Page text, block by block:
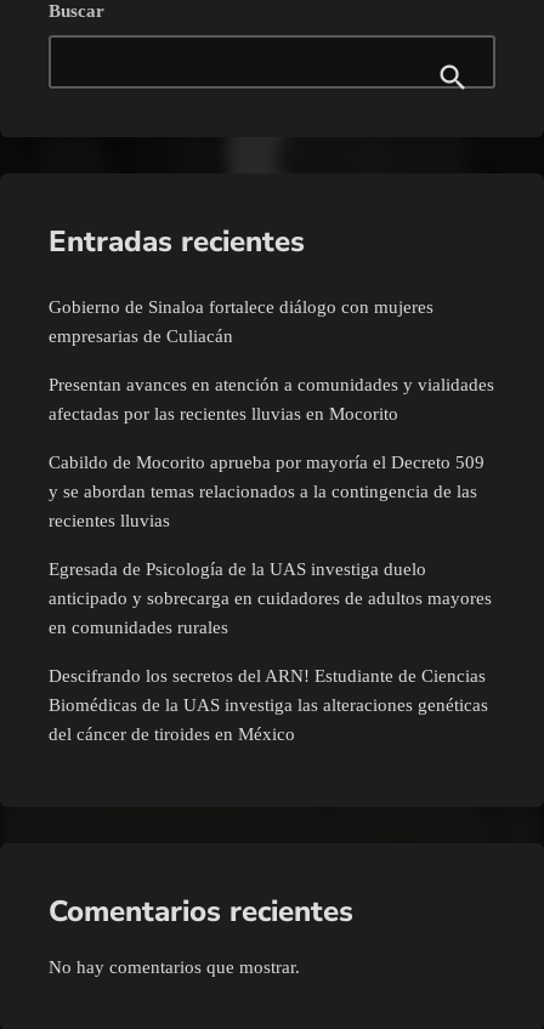
Buscar
Entradas recientes
Gobierno de Sinaloa fortalece diálogo con mujeres
empresarias de Culiacán
Presentan avances en atención a comunidades y vialidades
afectadas por las recientes lluvias en Mocorito
Cabildo de Mocorito aprueba por mayoría el Decreto 509
y se abordan temas relacionados a la contingencia de las
recientes lluvias
Egresada de Psicología de la UAS investiga duelo
anticipado y sobrecarga en cuidadores de adultos mayores
en comunidades rurales
Descifrando los secretos del ARN! Estudiante de Ciencias
Biomédicas de la UAS investiga las alteraciones genéticas
del cáncer de tiroides en México
Comentarios recientes
No hay comentarios que mostrar.